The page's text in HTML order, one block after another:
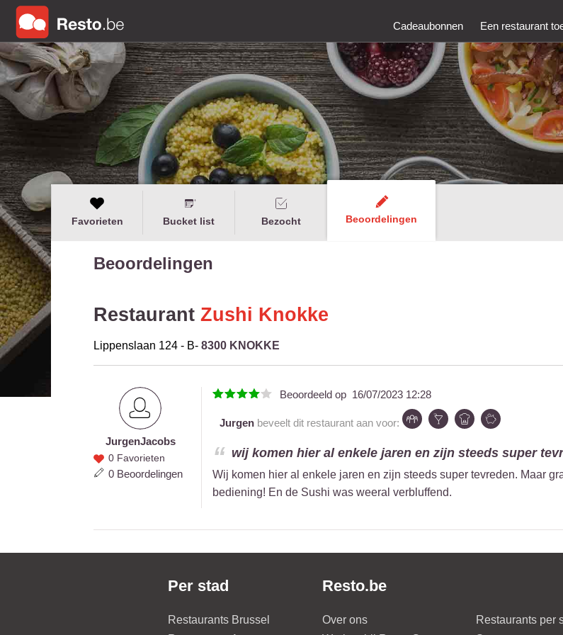
Cadeaubonnen Een restaurant
Favorieten Bucket list Bezocht Beoordelingen
Beoordelingen
Restaurant Zushi Knokke
Lippenslaan 124 - B- 8300 KNOKKE
Jurgen
Jacobs
JurgenJacobs
0 Favorieten
0 Beoordelingen
Beoordeeld op 16/07/2023 12:28
Jurgen beveelt dit restaurant aan voor:
wij komen hier al enkele jaren en zijn steeds super
Wij komen hier al enkele jaren en zijn steeds super tevreden. Maar
bediening! En de Sushi was weeral verbluffend.
Per stad
Restaurants Brussel
Resto.be
Over ons
Restaurants per